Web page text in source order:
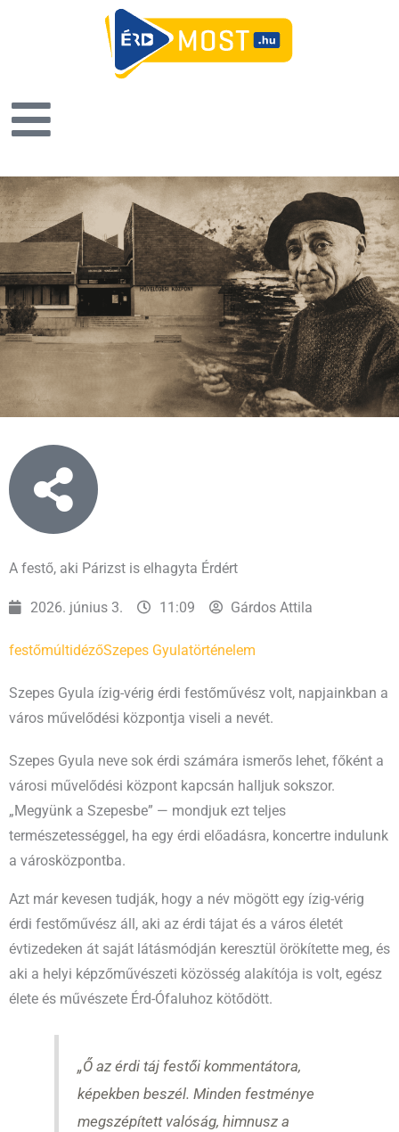
A festő, aki Párizst is elhagyta Érdért
2026. június 3. 11:09 Gárdos Attila
festőmúltidézőSzepes Gyulatörténelem
Szepes Gyula ízig-vérig érdi festőművész volt, napjainkban a
város művelődési központja viseli a nevét.
Szepes Gyula neve sok érdi számára ismerős lehet, főként a
városi művelődési központ kapcsán halljuk sokszor.
„Megyünk a Szepesbe” — mondjuk ezt teljes
természetességgel, ha egy érdi előadásra, koncertre indulunk
a városközpontba.
Azt már kevesen tudják, hogy a név mögött egy ízig-vérig
érdi festőművész áll, aki az érdi tájat és a város életét
évtizedeken át saját látásmódján keresztül örökítette meg, és
aki a helyi képzőművészeti közösség alakítója is volt, egész
élete és művészete Érd-Ófaluhoz kötődött.
„Ő az érdi táj festői kommentátora,
képekben beszél. Minden festménye
megszépített valóság, himnusz a